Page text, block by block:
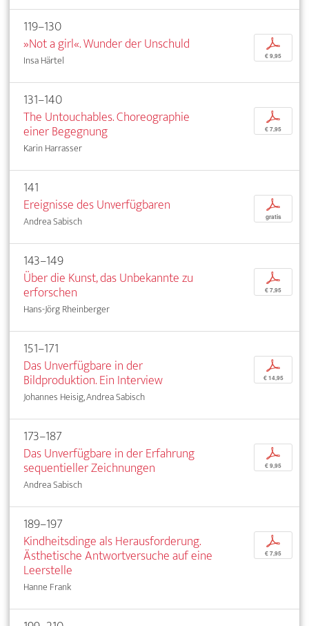
119–130
»Not a girl«. Wunder der Unschuld
Insa Härtel
p
€ 9,95
131–140
The Untouchables. Choreographie
einer Begegnung
Karin Harrasser
p
€ 7,95
141
Ereignisse des Unverfügbaren
Andrea Sabisch
p
gratis
143–149
Über die Kunst, das Unbekannte zu
erforschen
Hans-Jörg Rheinberger
p
€ 7,95
151–171
Das Unverfügbare in der
Bildproduktion. Ein Interview
Johannes Heisig, Andrea Sabisch
p
€ 14,95
173–187
Das Unverfügbare in der Erfahrung
sequentieller Zeichnungen
Andrea Sabisch
p
€ 9,95
189–197
Kindheitsdinge als Herausforderung.
Ästhetische Antwortversuche auf eine
Leerstelle
Hanne Frank
p
€ 7,95